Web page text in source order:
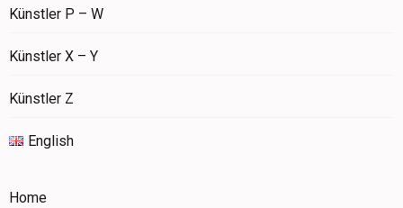
Künstler P – W
Künstler X – Y
Künstler Z
English
Home